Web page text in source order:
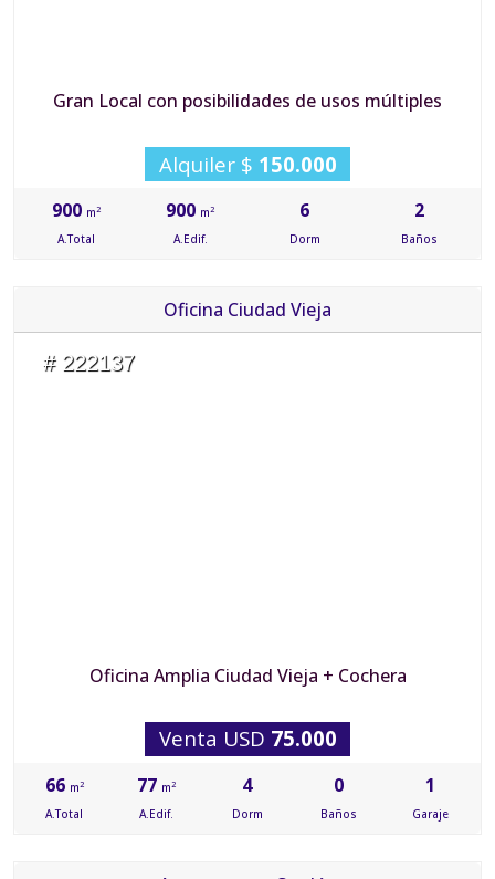
Gran Local con posibilidades de usos múltiples
Alquiler $ 150.000
900 m2
A.Total
900 m2
A.Edif.
6
Dorm
2
Baños
Oficina Ciudad Vieja
# 222137
Oficina Amplia Ciudad Vieja + Cochera
Venta USD 75.000
66 m2
A.Total
77 m2
A.Edif.
4
Dorm
0
Baños
1
Garaje